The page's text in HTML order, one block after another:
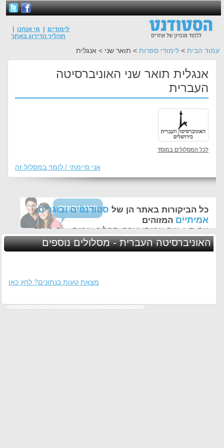
לימודים מי אנחנו
תהליך הדירוג באתר
עמוד הבית > לימודי ספרות > תואר שני > אנגלית
אנגלית תואר שני האוניברסיטה
העברית
לכל המסלולים במוסד
אני סיימתי / לומד במסלול זה
כל הביקורות באתר הן של סטודנטים ובוגרים
אמיתיים המזוהים
עם ת.ז, שם אמיתי ועברו תהליך אימות - זה הערך
החשוב לנו ביותר באתר
האוניברסיטה העברית - מסלולים נוספים
מצאת טעות בנתונים? לחץ כאן